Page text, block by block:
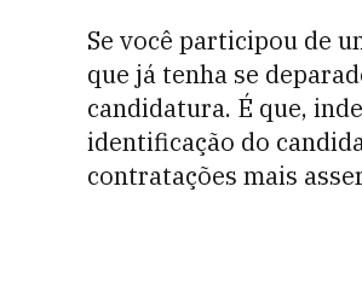
Se você participou de
que já tenha se
candidatura. É que,
identificação do
contratações mais